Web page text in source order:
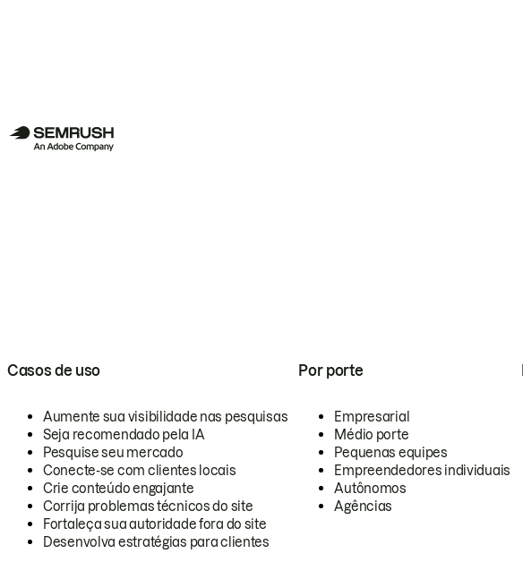
Casos de uso
Aumente sua visibilidade nas pesquisas
Seja recomendado pela IA
Pesquise seu mercado
Conecte-se com clientes locais
Crie conteúdo engajante
Corrija problemas técnicos do site
Fortaleça sua autoridade fora do site
Desenvolva estratégias para clientes
Por porte
Empresarial
Médio porte
Pequenas equipes
Empreendedores individuais
Autônomos
Agências